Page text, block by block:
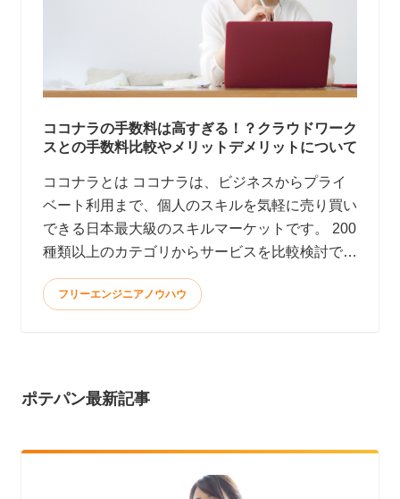
ココナラの手数料は高すぎる！？クラウドワーク
スとの手数料比較やメリットデメリットについて
ココナラとは ココナラは、ビジネスからプライ
ベート利用まで、個人のスキルを気軽に売り買い
できる日本最大級のスキルマーケットです。 200
種類以上のカテゴリからサービスを比較検討で
き、全てオン
フリーエンジニアノウハウ
ポテパン最新記事